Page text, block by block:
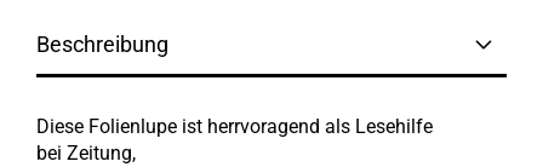
Beschreibung
Diese Folienlupe ist herrvoragend als Lesehilfe
bei Zeitung,